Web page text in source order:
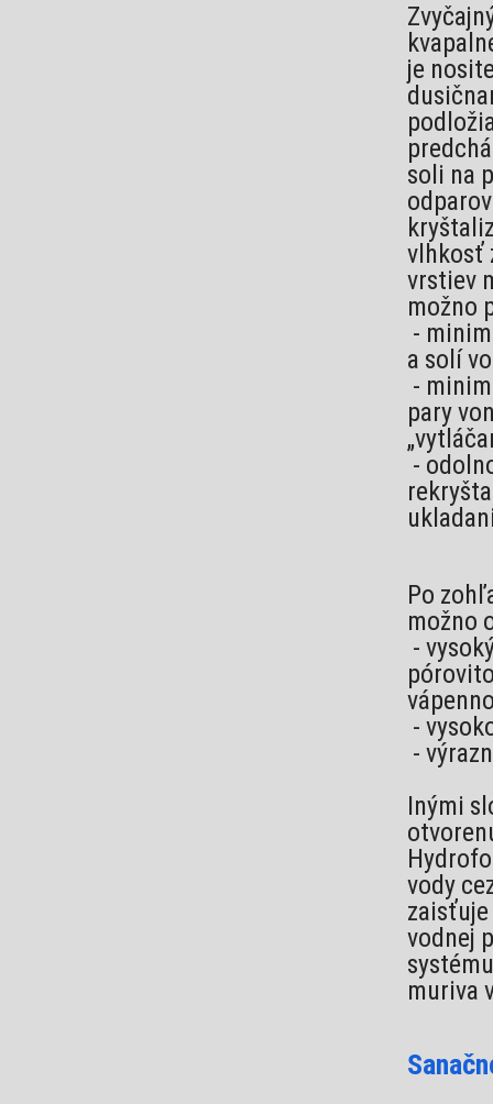
je
soli na
vlhkosť
vrstiev
možno
-
a solí
-
pary
-
Po
možno
-
-
-
Inými
vody
vodnej
muriva